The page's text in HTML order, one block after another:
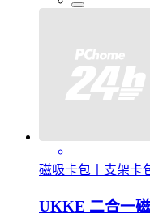
磁吸卡包丨支架卡
UKKE 二合一